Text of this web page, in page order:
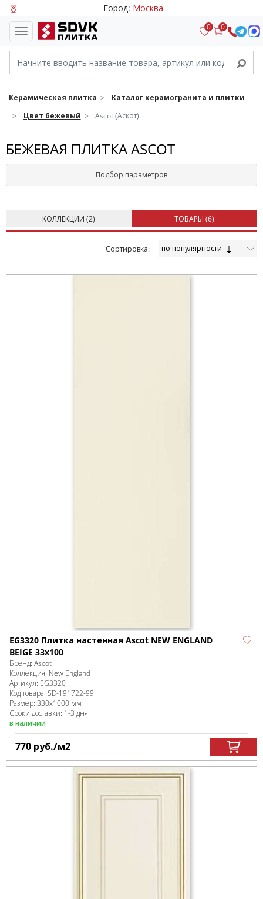
Город: Москва
0 0
Керамическая плитка
Каталог керамогранита и плитки
Цвет бежевый
Ascot (Аскот)
БЕЖЕВАЯ ПЛИТКА ASCOT
Подбор параметров
КОЛЛЕКЦИИ (2) ТОВАРЫ (6)
Cортировка: по популярности
EG3320 Плитка настенная Ascot NEW ENGLAND
BEIGE 33x100
Бренд: Ascot
Коллекция: New England
Артикул: EG3320
Код товара: SD-191722-99
Размер: 330x1000 мм
Сроки доставки: 1-3 дня
в наличии
770 руб./м2